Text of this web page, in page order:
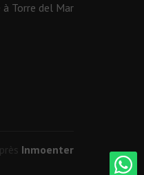
Torre del Mar
Inmoenter